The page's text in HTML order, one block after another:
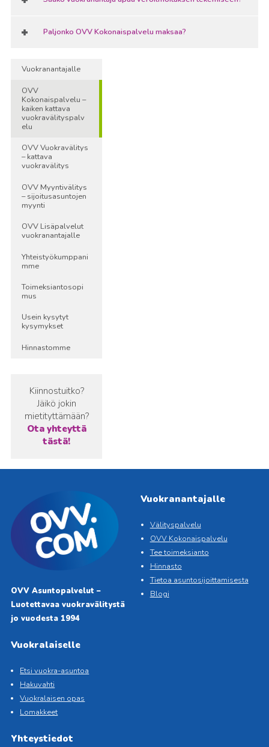
Paljonko OVV Kokonaispalvelu maksaa?
Vuokranantajalle
OVV
Kokonaispalvelu –
kaiken kattava
vuokravälityspalv
elu
OVV Vuokravälitys
– kattava
vuokravälitys
OVV Myyntivälitys
– sijoitusasuntojen
myynti
OVV Lisäpalvelut
vuokranantajalle
Yhteistyökumppani
mme
Toimeksiantosopi
mus
Usein kysytyt
kysymykset
Hinnastomme
Kiinnostuitko?
Jäikö jokin
mietityttämään?
Ota yhteyttä
tästä!
OVV Asuntopalvelut –
Luotettavaa vuokravälitystä
jo vuodesta 1994
Vuokranantajalle
Välityspalvelu
OVV Kokonaispalvelu
Tee toimeksianto
Hinnasto
Tietoa asuntosijoittamisesta
Blogi
Vuokralaiselle
Etsi vuokra-asuntoa
Hakuvahti
Vuokralaisen opas
Lomakkeet
Yhteystiedot